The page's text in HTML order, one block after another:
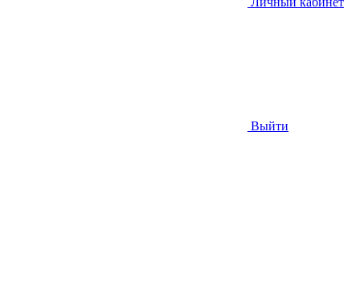
Выйти